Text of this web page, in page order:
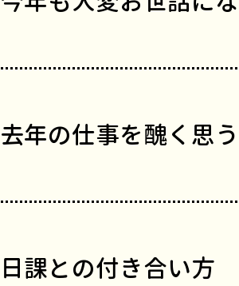
去年の仕事を醜く思う
日課との付き合い方